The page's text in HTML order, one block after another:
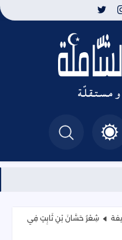
شِعْرُ حَسَّانَ بْنِ ثَابِتٍ فِي